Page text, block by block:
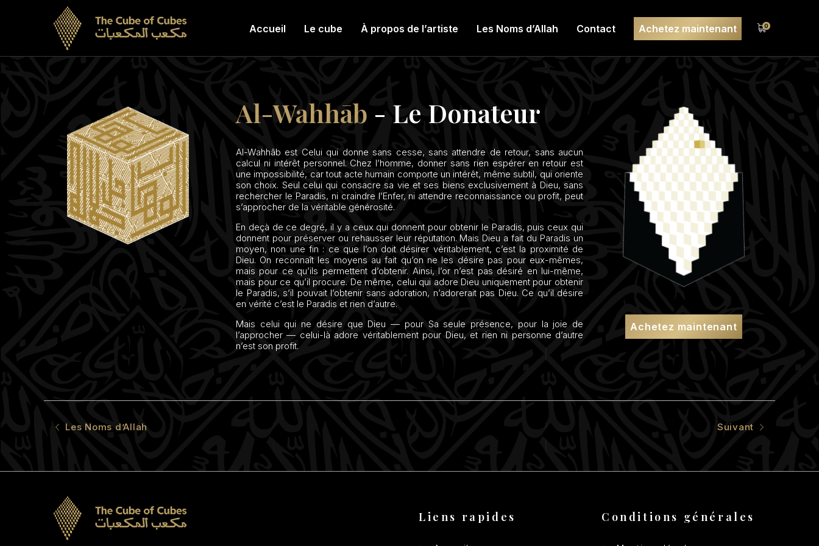
Accueil Le cube À propos de l’artiste Les Noms d’Allah Contact Achetez maintenant 0
Al-Wahhāb - Le Donateur
Al-Wahhâb est Celui qui donne sans cesse, sans attendre de retour, sans aucun
calcul ni intérêt personnel. Chez l’homme, donner sans rien espérer en retour est
une impossibilité, car tout acte humain comporte un intérêt, même subtil, qui oriente
son choix. Seul celui qui consacre sa vie et ses biens exclusivement à Dieu, sans
rechercher le Paradis, ni craindre l’Enfer, ni attendre reconnaissance ou profit, peut
s’approcher de la véritable générosité.
En deçà de ce degré, il y a ceux qui donnent pour obtenir le Paradis, puis ceux qui
donnent pour préserver ou rehausser leur réputation. Mais Dieu a fait du Paradis un
moyen, non une fin : ce que l’on doit désirer véritablement, c’est la proximité de
Dieu. On reconnaît les moyens au fait qu’on ne les désire pas pour eux-mêmes,
mais pour ce qu’ils permettent d’obtenir. Ainsi, l’or n’est pas désiré en lui-même,
mais pour ce qu’il procure. De même, celui qui adore Dieu uniquement pour obtenir
le Paradis, s’il pouvait l’obtenir sans adoration, n’adorerait pas Dieu. Ce qu’il désire
en vérité c’est le Paradis et rien d’autre.
Mais celui qui ne désire que Dieu — pour Sa seule présence, pour la joie de
l’approcher — celui-là adore véritablement pour Dieu, et rien ni personne d’autre
n’est son profit.
Achetez maintenant
Les Noms d’Allah Suivant
Liens rapides Conditions générales